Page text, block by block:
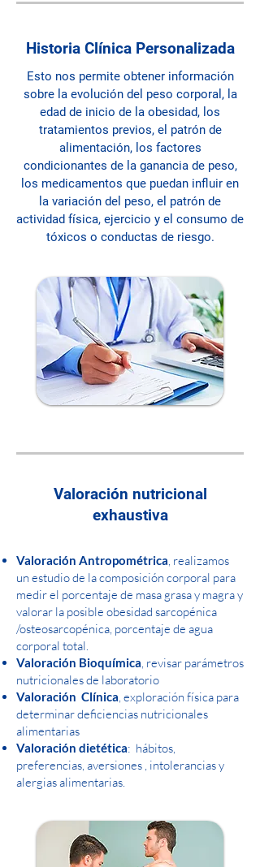
Historia Clínica Personalizada
Esto nos permite obtener información
sobre la evolución del peso corporal, la
edad de inicio de la obesidad, los
tratamientos previos, el patrón de
alimentación, los factores
condicionantes de la ganancia de peso,
los medicamentos que puedan influir en
la variación del peso, el patrón de
actividad física, ejercicio y el consumo de
tóxicos o conductas de riesgo.
Valoración nutricional
exhaustiva
Valoración Antropométrica, realizamos
un estudio de la composición corporal para
medir el porcentaje de masa grasa y magra y
valorar la posible obesidad sarcopénica
/osteosarcopénica, porcentaje de agua
corporal total.
Valoración Bioquímica, revisar parámetros
nutricionales de laboratorio
Valoración Clínica, exploración física para
determinar deficiencias nutricionales
alimentarias
Valoración dietética: hábitos,
preferencias, aversiones , intolerancias y
alergias alimentarias.